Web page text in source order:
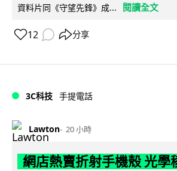
資料片同《守望先鋒》成...
閱讀全文
12 分享
3C科技 手提電話
Lawton 20 小時
網店熱賣折射手機殼 光學